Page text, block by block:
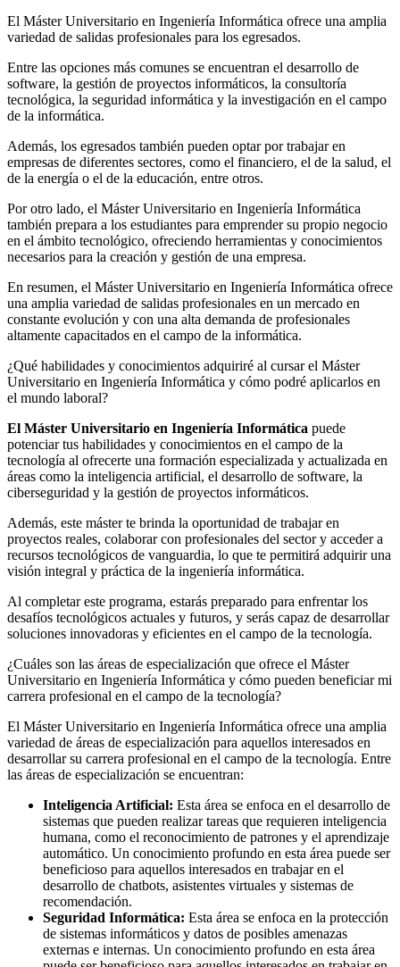
El Máster Universitario en Ingeniería Informática ofrece una amplia
variedad de salidas profesionales para los egresados.
Entre las opciones más comunes se encuentran el desarrollo de
software, la gestión de proyectos informáticos, la consultoría
tecnológica, la seguridad informática y la investigación en el campo
de la informática.
Además, los egresados también pueden optar por trabajar en
empresas de diferentes sectores, como el financiero, el de la salud, el
de la energía o el de la educación, entre otros.
Por otro lado, el Máster Universitario en Ingeniería Informática
también prepara a los estudiantes para emprender su propio negocio
en el ámbito tecnológico, ofreciendo herramientas y conocimientos
necesarios para la creación y gestión de una empresa.
En resumen, el Máster Universitario en Ingeniería Informática ofrece
una amplia variedad de salidas profesionales en un mercado en
constante evolución y con una alta demanda de profesionales
altamente capacitados en el campo de la informática.
¿Qué habilidades y conocimientos adquiriré al cursar el Máster
Universitario en Ingeniería Informática y cómo podré aplicarlos en
el mundo laboral?
El Máster Universitario en Ingeniería Informática puede
potenciar tus habilidades y conocimientos en el campo de la
tecnología al ofrecerte una formación especializada y actualizada en
áreas como la inteligencia artificial, el desarrollo de software, la
ciberseguridad y la gestión de proyectos informáticos.
Además, este máster te brinda la oportunidad de trabajar en
proyectos reales, colaborar con profesionales del sector y acceder a
recursos tecnológicos de vanguardia, lo que te permitirá adquirir una
visión integral y práctica de la ingeniería informática.
Al completar este programa, estarás preparado para enfrentar los
desafíos tecnológicos actuales y futuros, y serás capaz de desarrollar
soluciones innovadoras y eficientes en el campo de la tecnología.
¿Cuáles son las áreas de especialización que ofrece el Máster
Universitario en Ingeniería Informática y cómo pueden beneficiar mi
carrera profesional en el campo de la tecnología?
El Máster Universitario en Ingeniería Informática ofrece una amplia
variedad de áreas de especialización para aquellos interesados en
desarrollar su carrera profesional en el campo de la tecnología. Entre
las áreas de especialización se encuentran:
Inteligencia Artificial: Esta área se enfoca en el desarrollo de
sistemas que pueden realizar tareas que requieren inteligencia
humana, como el reconocimiento de patrones y el aprendizaje
automático. Un conocimiento profundo en esta área puede ser
beneficioso para aquellos interesados en trabajar en el
desarrollo de chatbots, asistentes virtuales y sistemas de
recomendación.
Seguridad Informática: Esta área se enfoca en la protección
de sistemas informáticos y datos de posibles amenazas
externas e internas. Un conocimiento profundo en esta área